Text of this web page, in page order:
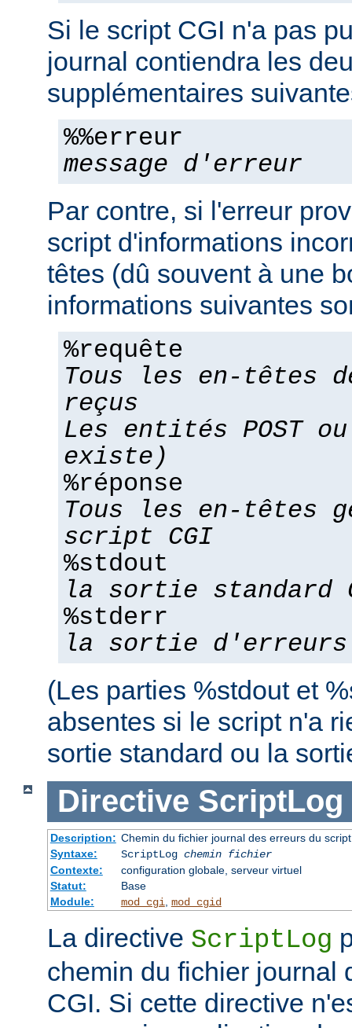
Si le script CGI n'a pas
journal contiendra les
supplémentaires
%%erreur
message d'erreur
Par contre, si l'erreur
script d'informations
têtes (dû souvent à une
informations suivantes
%requête
Tous les en-têtes
reçus
Les entités POST
existe)
%réponse
Tous les en-têtes
script CGI
%stdout
la sortie standard
%stderr
la sortie d'erreurs
(Les parties %stdout et
absentes si le script n'a
sortie standard ou la
Directive ScriptLog
Description: Chemin du fichier journal des erreurs du
Syntaxe:
ScriptLog chemin fichier
Contexte:
configuration globale, serveur virtuel
Statut:
Base
Module:
mod_cgi mod_cgid
La directive ScriptLog
chemin du fichier journal
CGI. Si cette directive